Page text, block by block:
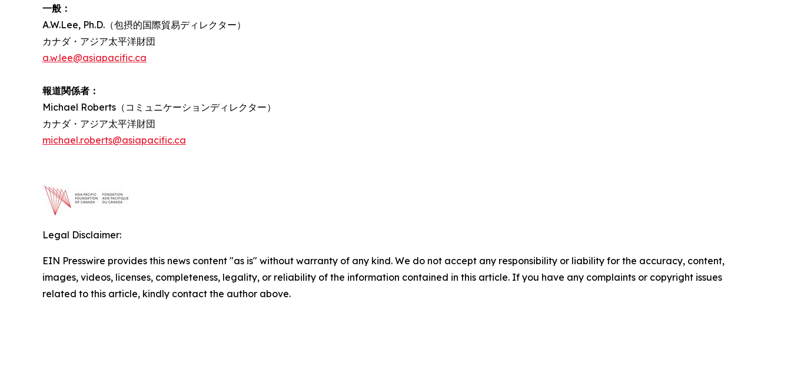
一般：
A.W.Lee, Ph.D.（包摂的国際貿易ディレクター）
カナダ・アジア太平洋財団
a.w.lee@asiapacific.ca
報道関係者：
Michael Roberts（コミュニケーションディレクター）
カナダ・アジア太平洋財団
michael.roberts@asiapacific.ca
Legal Disclaimer:
EIN Presswire provides this news content "as is" without warranty of any kind. We do not accept any responsibility or liability for the accuracy, content,
images, videos, licenses, completeness, legality, or reliability of the information contained in this article. If you have any complaints or copyright issues
related to this article, kindly contact the author above.